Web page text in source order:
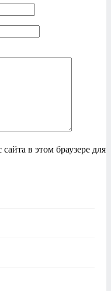
в этом браузере для